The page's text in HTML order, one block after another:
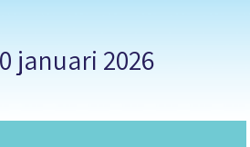
januari 2026